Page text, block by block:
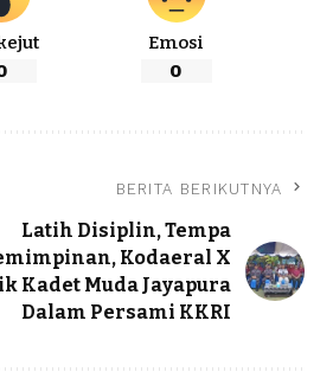
Emosi
0
BERITA BERIKUTNYA
Latih Disiplin, Tempa
Kodaeral X
Kadet Muda Jayapura
Dalam Persami KKRI